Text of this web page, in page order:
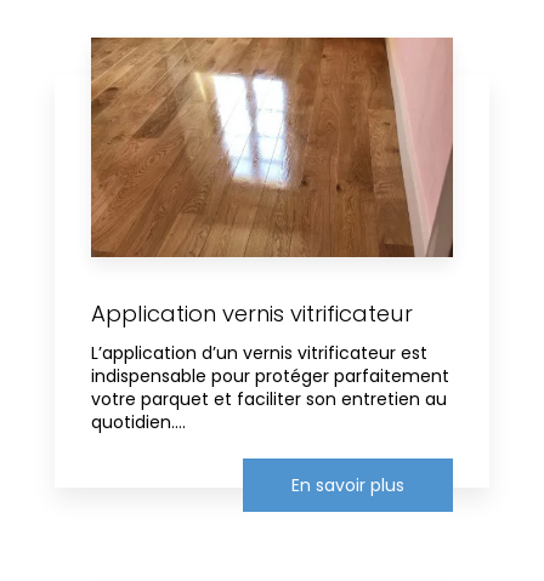
Application vernis vitrificateur
L’application d’un vernis vitrificateur est
indispensable pour protéger parfaitement
votre parquet et faciliter son entretien au
quotidien....
En savoir plus